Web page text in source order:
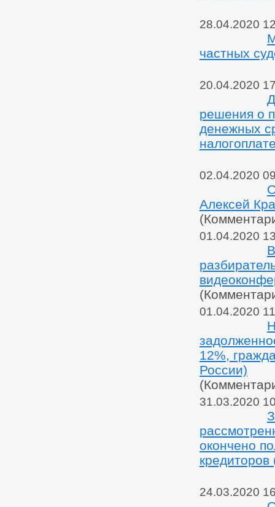
28.04.2020
частных
20.04.2020
решения о
денежных
02.04.2020
Алексей
01.04.2020
01.04.2020
12%,
России)
31.03.2020
окончено
24.03.2020